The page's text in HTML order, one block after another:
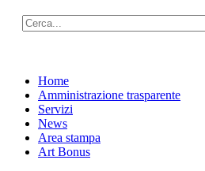
Home
Amministrazione trasparente
Servizi
News
Area stampa
Art Bonus